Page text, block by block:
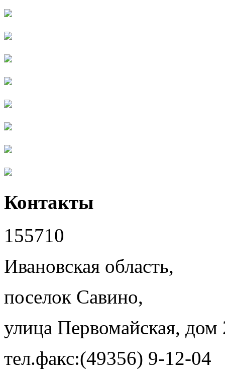
Контакты
155710
Ивановская область,
поселок Савино,
улица Первомайская, дом
тел.факс:(49356) 9-12-04